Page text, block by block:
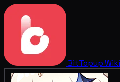
BitTopup Wiki